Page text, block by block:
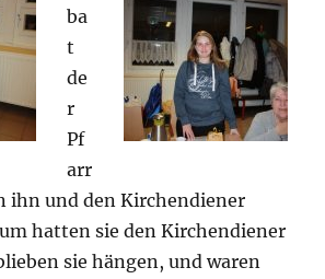
ba
t
de
r
Pf
arr
ihn und den Kirchendiener
hatten sie den Kirchendiener
sie hängen, und waren